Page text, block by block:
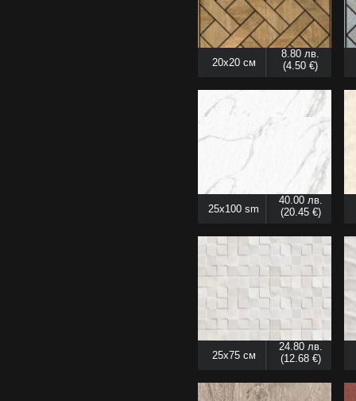
20x20 см
8.80 лв.
(4.50 €)
25x100 sm
40.00 лв.
(20.45 €)
25x75 см
24.80 лв.
(12.68 €)